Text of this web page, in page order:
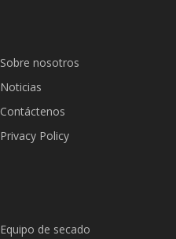
Sobre nosotros
Noticias
Contáctenos
Privacy Policy
Equipo de secado